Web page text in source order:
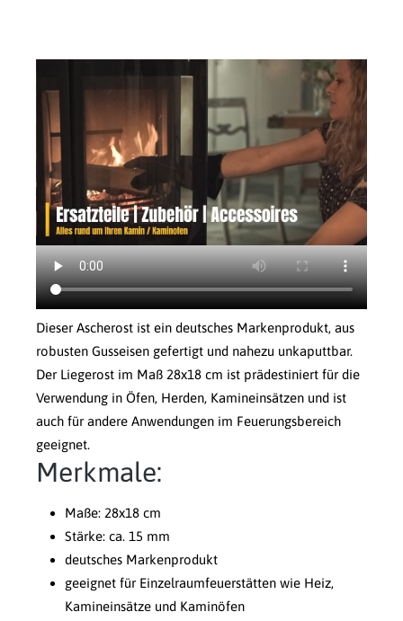
Dieser Ascherost ist ein deutsches Markenprodukt, aus
robusten Gusseisen gefertigt und nahezu unkaputtbar.
Der Liegerost im Maß 28x18 cm ist prädestiniert für die
Verwendung in Öfen, Herden, Kamineinsätzen und ist
auch für andere Anwendungen im Feuerungsbereich
geeignet.
Merkmale:
Maße: 28x18 cm
Stärke: ca. 15 mm
deutsches Markenprodukt
geeignet für Einzelraumfeuerstätten wie Heiz,
Kamineinsätze und Kaminöfen